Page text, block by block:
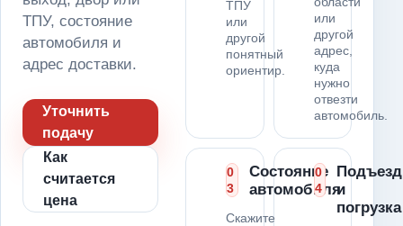
ТПУ, состояние
автомобиля и
адрес доставки.
Уточнить
подачу
Как
считается
цена
ТПУ
или
другой
понятный
ориентир.
или
другой
адрес,
куда
нужно
отвезти
автомобиль.
0
3
Состояние
автомобиля
Скажите
0
4
Подъезд
и
погрузка